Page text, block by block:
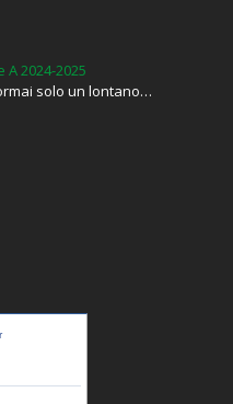
A 2024-2025
solo un lontano…